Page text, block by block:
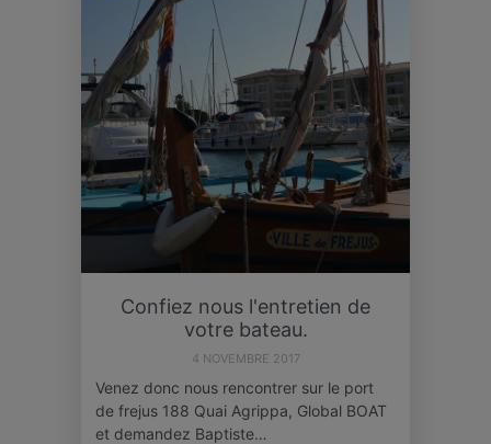
Confiez nous l'entretien de
votre bateau.
4 NOVEMBRE 2017
Venez donc nous rencontrer sur le port
de frejus 188 Quai Agrippa, Global BOAT
et demandez Baptiste…